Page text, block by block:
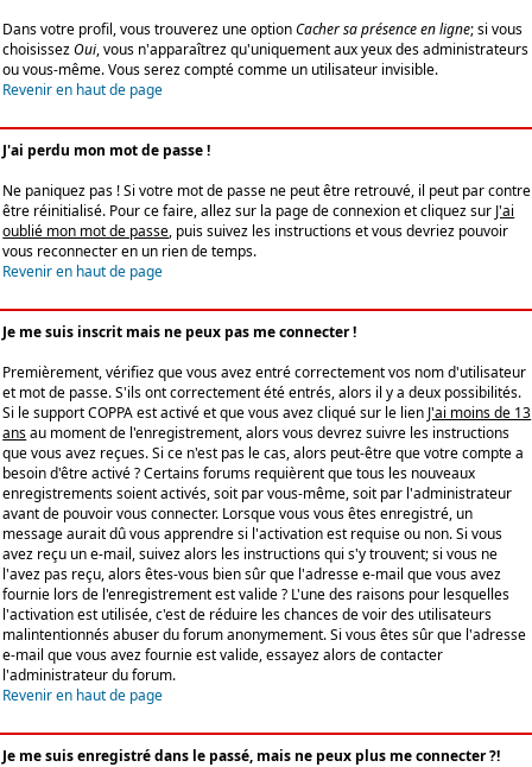
Dans votre profil, vous trouverez une optionCacher sa présence en ligne; si vous
choisissezOui, vous n'apparaîtrez qu'uniquement aux yeux des administrateurs
ou vous-même. Vous serez compté comme un utilisateur invisible.
Revenir en haut de page
J'ai perdu mon mot de passe !
Ne paniquez pas ! Si votre mot de passe ne peut être retrouvé, il peut par contre
être réinitialisé. Pour ce faire, allez sur la page de connexion et cliquez sur J'ai
oublié mon mot de passe, puis suivez les instructions et vous devriez pouvoir
vous reconnecter en un rien de temps.
Revenir en haut de page
Je me suis inscrit mais ne peux pas me connecter !
Premièrement, vérifiez que vous avez entré correctement vos nom d'utilisateur
et mot de passe. S'ils ont correctement été entrés, alors il y a deux possibilités.
Si le support COPPA est activé et que vous avez cliqué sur le lien J'ai moins de 13
ansau moment de l'enregistrement, alors vous devrez suivre les instructions
que vous avez reçues. Si ce n'est pas le cas, alors peut-être que votre compte a
besoin d'être activé ? Certains forums requièrent que tous les nouveaux
enregistrements soient activés, soit par vous-même, soit par l'administrateur
avant de pouvoir vous connecter. Lorsque vous vous êtes enregistré, un
message aurait dû vous apprendre si l'activation est requise ou non. Si vous
avez reçu un e-mail, suivez alors les instructions qui s'y trouvent; si vous ne
l'avez pas reçu, alors êtes-vous bien sûr que l'adresse e-mail que vous avez
fournie lors de l'enregistrement est valide ? L'une des raisons pour lesquelles
l'activation est utilisée, c'est de réduire les chances de voir des utilisateurs
malintentionnés abuser du forum anonymement. Si vous êtes sûr que l'adresse
e-mail que vous avez fournie est valide, essayez alors de contacter
l'administrateur du forum.
Revenir en haut de page
Je me suis enregistré dans le passé, mais ne peux plus me connecter ?!